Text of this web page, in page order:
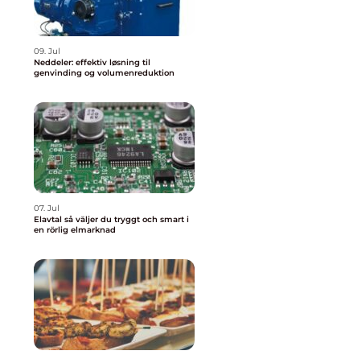
09. Jul
Neddeler: effektiv løsning til
genvinding og volumenreduktion
07. Jul
Elavtal så väljer du tryggt och smart i
en rörlig elmarknad